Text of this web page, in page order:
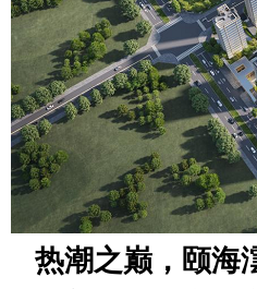
热潮之巅，颐海